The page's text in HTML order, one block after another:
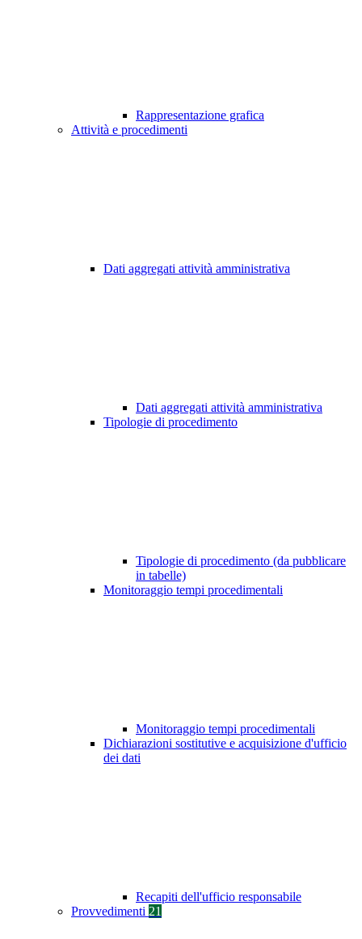
Rappresentazione grafica
Attività e procedimenti
Dati aggregati attività amministrativa
Dati aggregati attività amministrativa
Tipologie di procedimento
Tipologie di procedimento (da pubblicare
in tabelle)
Monitoraggio tempi procedimentali
Monitoraggio tempi procedimentali
Dichiarazioni sostitutive e acquisizione d'ufficio
dei dati
Recapiti dell'ufficio responsabile
Provvedimenti 21